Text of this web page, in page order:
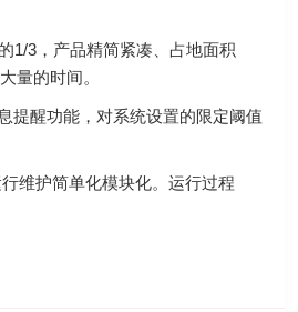
1/3，产品精简紧凑、占地面积
量的时间。
提醒功能，对系统设置的限定阈值
维护简单化模块化。运行过程